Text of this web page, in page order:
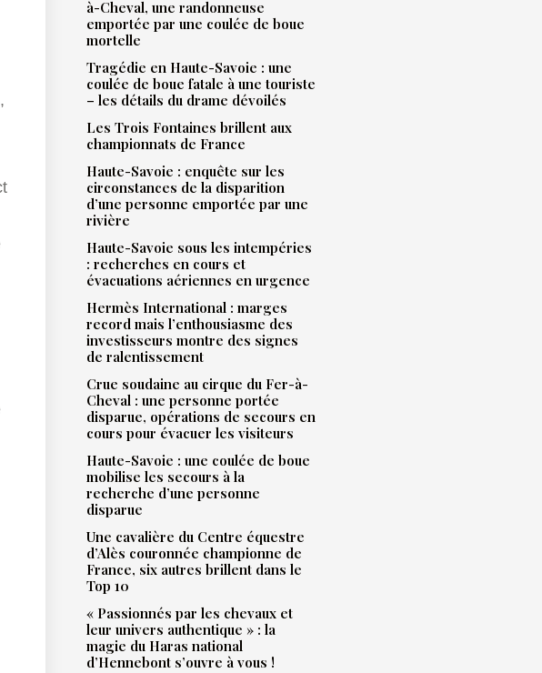
à-Cheval, une randonneuse
emportée par une coulée de boue
mortelle
Tragédie en Haute-Savoie : une
coulée de boue fatale à une touriste
– les détails du drame dévoilés
Les Trois Fontaines brillent aux
championnats de France
Haute-Savoie : enquête sur les
circonstances de la disparition
d’une personne emportée par une
rivière
Haute-Savoie sous les intempéries
: recherches en cours et
évacuations aériennes en urgence
Hermès International : marges
record mais l’enthousiasme des
investisseurs montre des signes
de ralentissement
Crue soudaine au cirque du Fer-à-
Cheval : une personne portée
disparue, opérations de secours en
cours pour évacuer les visiteurs
Haute-Savoie : une coulée de boue
mobilise les secours à la
recherche d’une personne
disparue
Une cavalière du Centre équestre
d’Alès couronnée championne de
France, six autres brillent dans le
Top 10
« Passionnés par les chevaux et
leur univers authentique » : la
magie du Haras national
d’Hennebont s’ouvre à vous !